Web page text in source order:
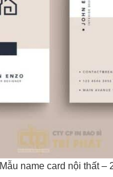
Mẫu name card nội thất –